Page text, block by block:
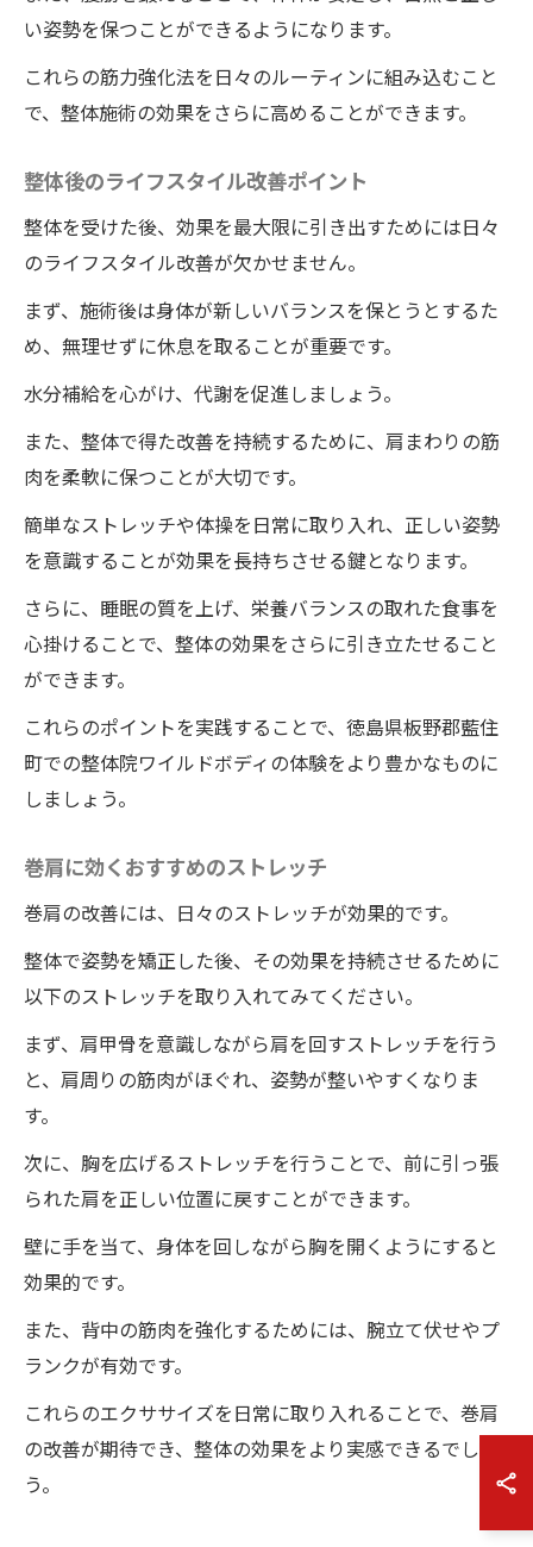
い姿勢を保つことができるようになります。
これらの筋力強化法を日々のルーティンに組み込むこと
で、整体施術の効果をさらに高めることができます。
整体後のライフスタイル改善ポイント
整体を受けた後、効果を最大限に引き出すためには日々
のライフスタイル改善が欠かせません。
まず、施術後は身体が新しいバランスを保とうとするた
め、無理せずに休息を取ることが重要です。
水分補給を心がけ、代謝を促進しましょう。
また、整体で得た改善を持続するために、肩まわりの筋
肉を柔軟に保つことが大切です。
簡単なストレッチや体操を日常に取り入れ、正しい姿勢
を意識することが効果を長持ちさせる鍵となります。
さらに、睡眠の質を上げ、栄養バランスの取れた食事を
心掛けることで、整体の効果をさらに引き立たせること
ができます。
これらのポイントを実践することで、徳島県板野郡藍住
町での整体院ワイルドボディの体験をより豊かなものに
しましょう。
巻肩に効くおすすめのストレッチ
巻肩の改善には、日々のストレッチが効果的です。
整体で姿勢を矯正した後、その効果を持続させるために
以下のストレッチを取り入れてみてください。
まず、肩甲骨を意識しながら肩を回すストレッチを行う
と、肩周りの筋肉がほぐれ、姿勢が整いやすくなりま
す。
次に、胸を広げるストレッチを行うことで、前に引っ張
られた肩を正しい位置に戻すことができます。
壁に手を当て、身体を回しながら胸を開くようにすると
効果的です。
また、背中の筋肉を強化するためには、腕立て伏せやプ
ランクが有効です。
これらのエクササイズを日常に取り入れることで、巻肩
の改善が期待でき、整体の効果をより実感できるでしょ
う。